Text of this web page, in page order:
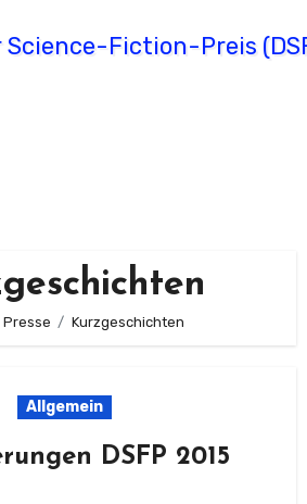
Presse Kurzgeschichten
Allgemein
DSFP 2015